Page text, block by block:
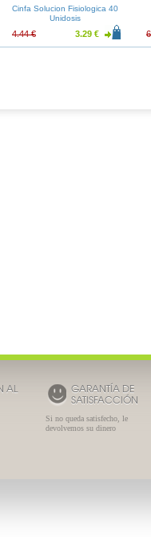
Cinfa Solucion Fisiologica 40
Unidosis
4.44 € 3.29 €
AL GARANTÍA DE
SATISFACCIÓN
Si no queda satisfecho, le
devolvemos su dinero